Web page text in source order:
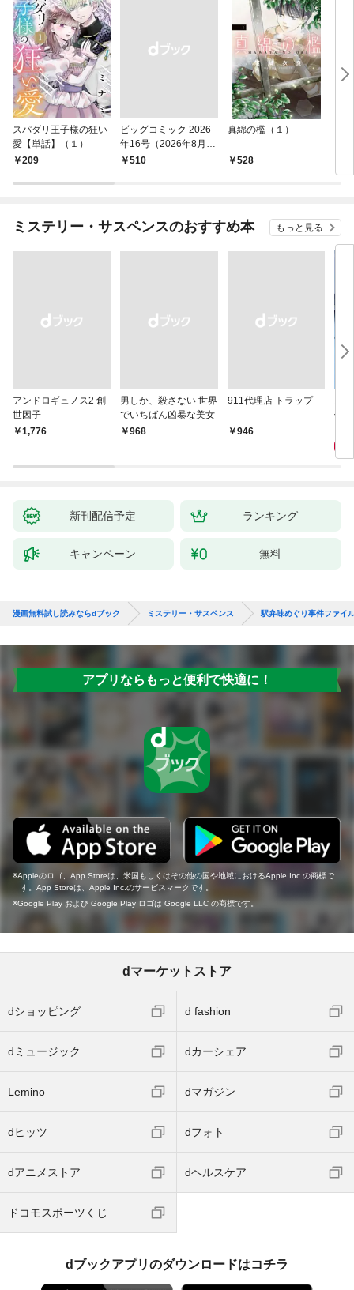
スパダリ王子様の狂い
愛【単話】（１）
209
ビッグコミック 2026
年16号（2026年8月7
日発売）
￥510
真綿の檻（１）
528
ミステリー・サスペンスのおすすめ本 もっと見る
アンドロギュノス2 創
世因子
￥1,776
男しか、殺さない 世界
でいちばん凶暴な美女
￥968
911代理店 トラップ
￥946
件
新刊配信予定 ランキング
キャンペーン 無料
漫画無料試し読みならdブック ミステリー・サスペンス 駅弁味めぐり事件ファイ
アプリならもっと便利で快適に！
Appleのロゴ、App Storeは、米国もしくはその他の国や地域におけるApple Inc.の商標で
す。App Storeは、Apple Inc.のサービスマークです。
Google Play および Google Play ロゴは Google LLC の商標です。
dマーケットストア
dショッピング d fashion
dミュージック dカーシェア
Lemino dマガジン
dヒッツ dフォト
dアニメストア dヘルスケア
ドコモスポーツくじ
dブックアプリのダウンロードはコチラ